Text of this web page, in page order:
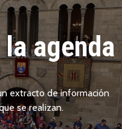
agenda
extracto de información
se realizan.